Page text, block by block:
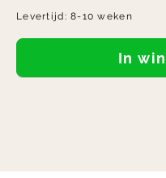
Levertijd:8-10 weken
In